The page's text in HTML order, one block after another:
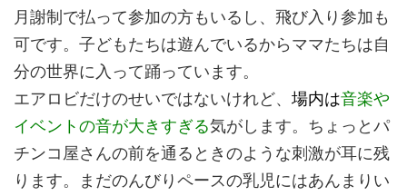
月謝制で払って参加の方もいるし、飛び入り参加も
可です。子どもたちは遊んでいるからママたちは自
分の世界に入って踊っています。
エアロビだけのせいではないけれど、 場内は音楽や
イベントの音が大きすぎる気がします。ちょっとパ
チンコ屋さんの前を通るときのような刺激が耳に残
ります。まだのんびりペースの乳児にはあんまりい